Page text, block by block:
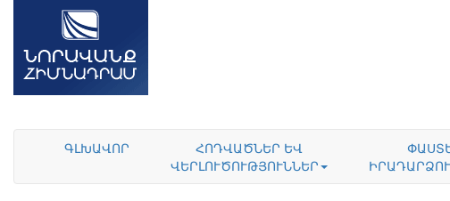
ԳԼԽԱՎՈՐ
ՀՈԴՎԱԾՆԵՐ ԵՎ
ՎԵՐԼՈՒԾՈՒԹՅՈՒՆՆԵՐ